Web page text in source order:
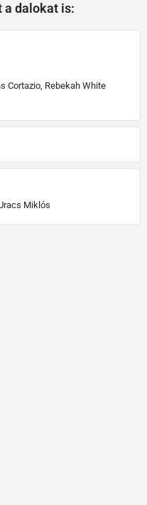
a dalokat is:
Cortazio, Rebekah White
Miklós